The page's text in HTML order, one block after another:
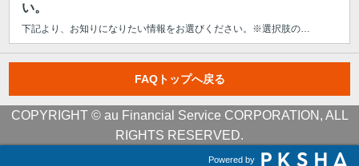
い。
下記より、お知りになりたい情報をお選びください。※選択肢のタイトルをもう一...
FAQトップへ戻る
COPYRIGHT © au Financial Service CORPORATION, ALL
RIGHTS RESERVED.
Powered by